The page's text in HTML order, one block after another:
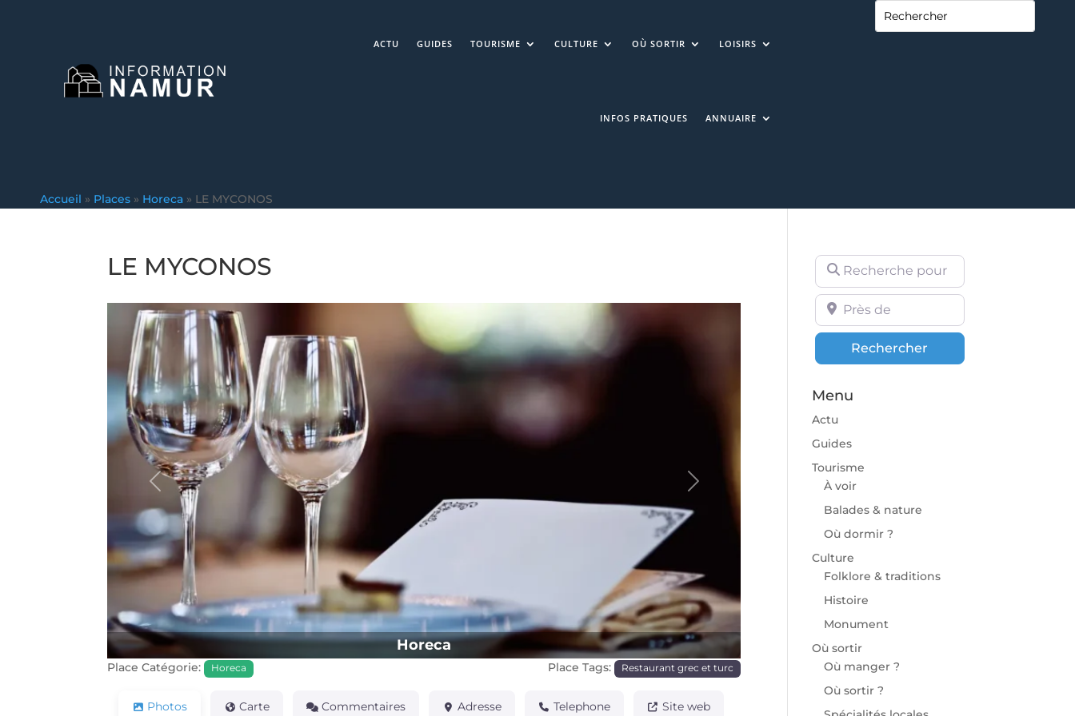
ACTU GUIDES TOURISME CULTURE OÙ SORTIR LOISIRS
INFOS PRATIQUES ANNUAIRE
Accueil » Places » Horeca » LE MYCONOS
LE MYCONOS
Horeca
Précédente Prochaine
Place Catégorie: Horeca Place Tags: Restaurant grec et turc
Photos Carte Commentaires Adresse Telephone Site web
Recherche pour
Près de
Rechercher
Menu
Actu
Guides
Tourisme
À voir
Balades & nature
Où dormir ?
Culture
Folklore & traditions
Histoire
Monument
Où sortir
Où manger ?
Où sortir ?